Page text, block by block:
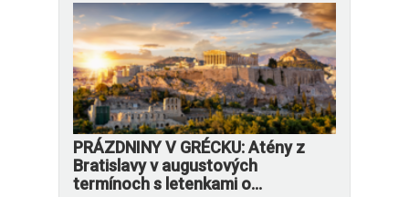
PRÁZDNINY V GRÉCKU: Atény z
Bratislavy v augustových
termínoch s letenkami o...